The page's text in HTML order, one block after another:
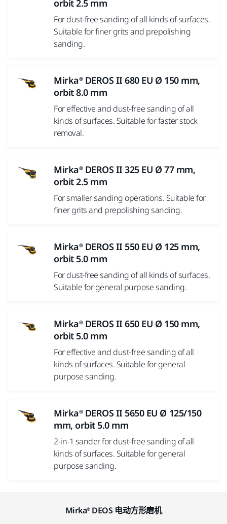
orbit 2.5 mm
For dust-free sanding of all kinds of surfaces.
Suitable for finer grits and prepolishing
sanding.
Mirka® DEROS II 680 EU Ø 150 mm,
orbit 8.0 mm
For effective and dust-free sanding of all
kinds of surfaces. Suitable for faster stock
removal.
Mirka® DEROS II 325 EU Ø 77 mm,
orbit 2.5 mm
For smaller sanding operations. Suitable for
finer grits and prepolishing sanding.
Mirka® DEROS II 550 EU Ø 125 mm,
orbit 5.0 mm
For dust-free sanding of all kinds of surfaces.
Suitable for general purpose sanding.
Mirka® DEROS II 650 EU Ø 150 mm,
orbit 5.0 mm
For effective and dust-free sanding of all
kinds of surfaces. Suitable for general
purpose sanding.
Mirka® DEROS II 5650 EU Ø 125/150
mm, orbit 5.0 mm
2-in-1 sander for dust-free sanding of all
kinds of surfaces. Suitable for general
purpose sanding.
Mirka® DEOS 电动方形磨机